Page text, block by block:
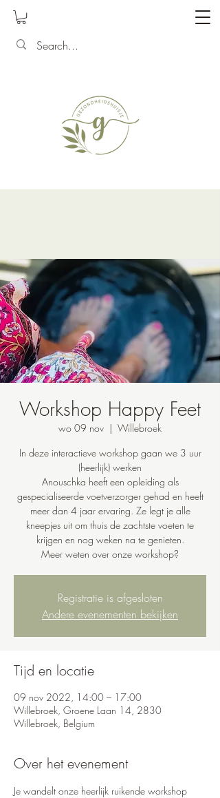
Workshop Happy Feet
wo 09 nov
  |
Willebroek
In deze interactieve workshop gaan we 3 uur
(heerlijk) werken
Anouschka heeft een opleiding als
gespecialiseerde voetverzorger gehad en heeft
meer dan 4 jaar ervaring. Ze legt je alle
kneepjes uit om thuis de zachtste voeten te
krijgen en nog weken na te genieten.
Meer weten over onze workshop?
Registratie is afgesloten
Andere evenementen bekijken
Tijd en locatie
09 nov 2022, 14:00 – 17:00
Willebroek, Groene Laan 14, 2830
Willebroek, Belgium
Over het evenement
Je wandelt onze heerlijk ruikende workshop